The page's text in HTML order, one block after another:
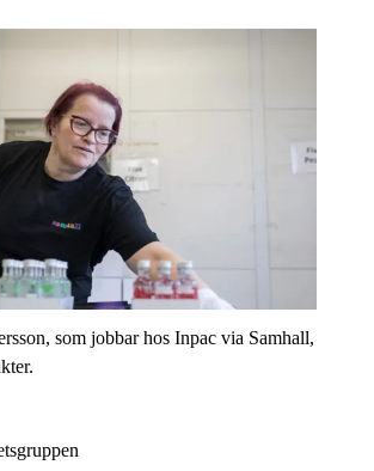
som jobbar hos Inpac via Samhall,